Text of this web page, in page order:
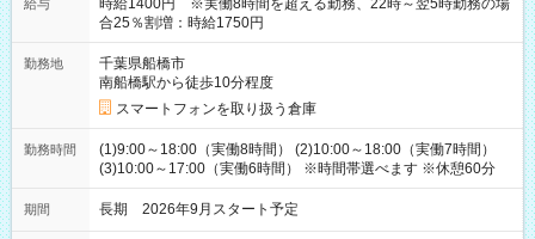
給与
時給1400円 ※実働8時間を超える勤務、22時～翌5時勤務の場
合25％割増：時給1750円
勤務地
千葉県船橋市
南船橋駅から徒歩10分程度
スマートフォンを取り扱う倉庫
勤務時間
(1)9:00～18:00（実働8時間） (2)10:00～18:00（実働7時間）
(3)10:00～17:00（実働6時間） ※時間帯選べます ※休憩60分
期間 長期 2026年9月スタート予定